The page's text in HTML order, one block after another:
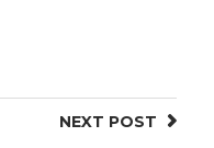
NEXT POST